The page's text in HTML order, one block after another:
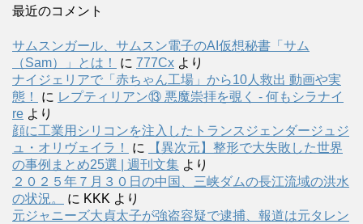
最近のコメント
サムスンガール、サムスン電子のAI仮想秘書「サム
（Sam）」とは！
に 777Cx より
ナイジェリアで「赤ちゃん工場」から10人救出 動画や実
態！
に レプティリアン⑬ 悪魔崇拝を覗く - 何もシラナイ
re より
顔に工業用シリコンを注入したトランスジェンダージュジ
ュ・オリヴェイラ！
に
【異次元】整形で大失敗した世界
の事例まとめ25選 | 週刊文集 より
２０２５年７月３０日の中国、三峡ダムの長江流域の洪水
の状況。
に KKK より
元ジャニーズ大貞太子が強盗容疑で逮捕、報道は元タレン